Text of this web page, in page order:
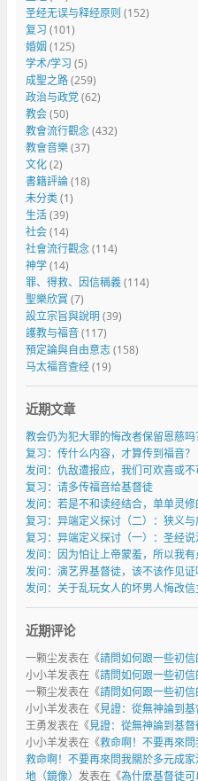
圣经无误与释经原则 (152)
复习 (101)
婚姻 (125)
学术/学习 (5)
成聖之路(259)
政治与政党(62)
教会(50)
教會流行觀念(432)
教會音樂(37)
文化(2)
書籍評論(18)
未分类(1)
生活(39)
社会(14)
社會流行觀念(114)
神学(14)
罪、得救、因信稱義(114)
聖樂欣賞 (7)
設立宗旨與說明 (39)
護教与福音(117)
預定論與自由意志(158)
马太福音查经(19)
近期文章
教会仍为犯大罪的悔改者保留恩慈吗
复习：传什么内容，才算传到福音？
发问：仇敌遭报应，我们可欢喜或不
复习：请多传福音给基督徒
发问：若是不和读经结合，单单灵修
复习：异端定义探讨（二）：狭义
复习：异端定义探讨（一）：圣经说
发问：因为怕让上帝蒙羞，所以我
发问：演艺界基督徒，该不该作见证
发问：关于乱玩女人的坏男人悔改
近期评论
一颗尘发表在《請問如何跟一些初信
小小羊发表在《請問如何跟一些初信
一颗尘发表在《請問如何跟一些初信
小小羊发表在《見證：從無神論到基
王勇发表在《見證：從無神論到基督
小小羊发表在《救命啊！不要再來問
救命啊！不要再來問我關於多元成
地（鏡像） 发表在《為什麼基督徒